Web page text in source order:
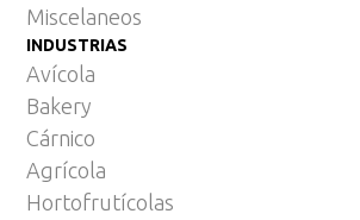
Miscelaneos
INDUSTRIAS
Avícola
Bakery
Cárnico
Agrícola
Hortofrutícolas